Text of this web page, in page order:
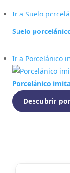
Ir a Suelo
Suelo
Ir a Porcelánico
Porcelánico
Descubrir